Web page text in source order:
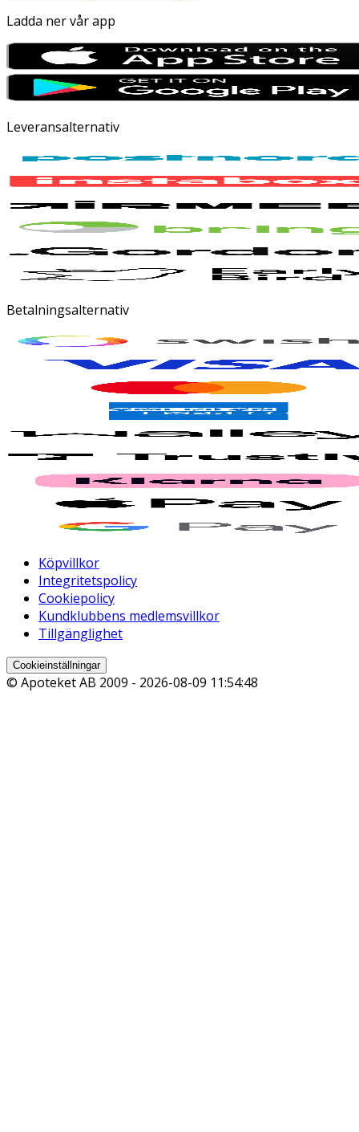
Ladda ner vår app
Leveransalternativ
Betalningsalternativ
Köpvillkor
Integritetspolicy
Cookiepolicy
Kundklubbens medlemsvillkor
Tillgänglighet
Cookieinställningar
© Apoteket AB 2009 - 2026-08-09 11:54:48